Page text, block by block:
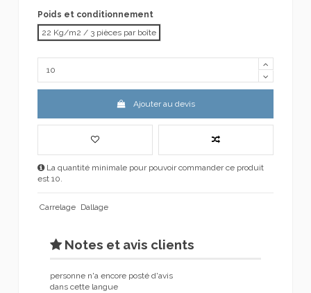
Poids et conditionnement
22 Kg/m2 / 3 pièces par boîte
Ajouter au devis
La quantité minimale pour pouvoir commander ce produit
est 10.
Carrelage Dallage
Notes et avis clients
personne n'a encore posté d'avis
dans cette langue